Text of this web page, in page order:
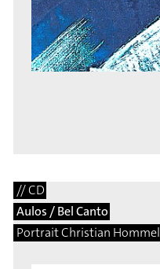
// CD
Aulos / Bel Canto
Portrait Christian Hommel